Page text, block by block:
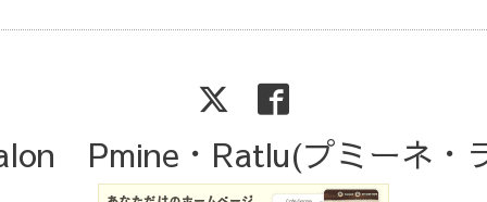
Pmine・Ratlu(プミーネ・